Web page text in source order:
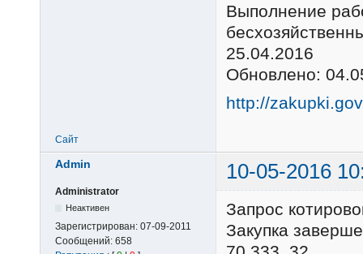
Выполнение
25.04.2016
Обновлено:
http://
Сайт
Admin 10-05-2016
Administrator
Неактивен
Зарегистрирован: 07-09-2011
Сообщений: 658
Запрос
Закупка